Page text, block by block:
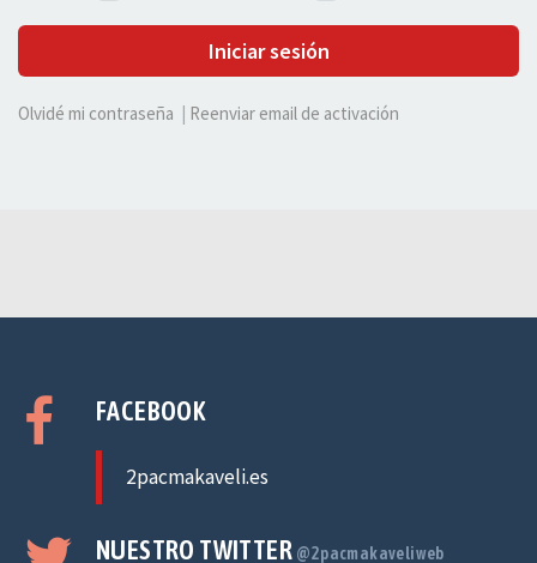
Iniciar sesión
Olvidé mi contraseña Reenviar email de activación
FACEBOOK
2pacmakaveli.es
NUESTRO TWITTER @2pacmakaveliweb